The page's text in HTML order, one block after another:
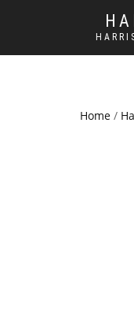
Home /